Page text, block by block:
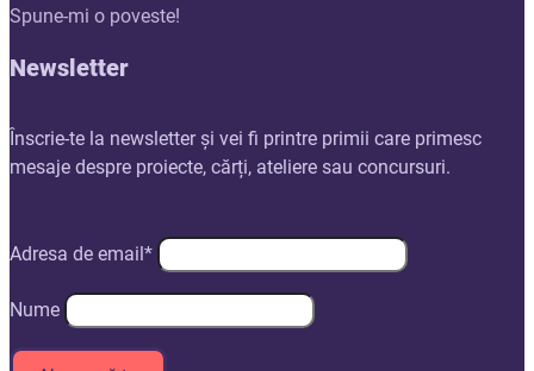
Spune-mi o poveste!
Newsletter
Înscrie-te la newsletter și vei fi printre primii care primesc
mesaje despre proiecte, cărți, ateliere sau concursuri.
Adresa de email*
Nume